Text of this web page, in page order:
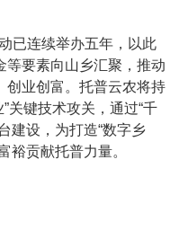
已连续举办五年，以此
等要素向山乡汇聚，推动
创业创富。托普云农将持
关键技术攻关，通过“千
建设，为打造“数字乡
裕贡献托普力量。